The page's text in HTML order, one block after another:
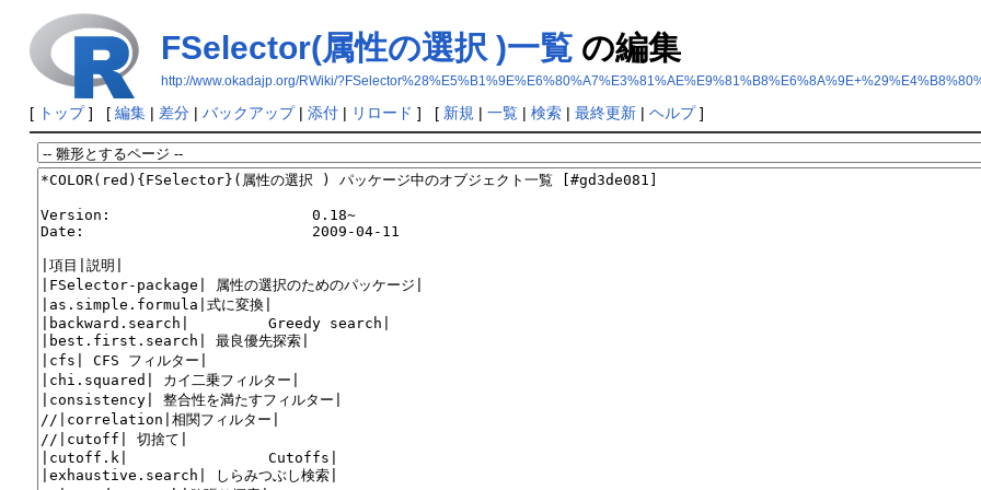
FSelector(属性の選択 )一覧の編集
http://www.okadajp.org/RWiki/
[ トップ] [ 編集| 差分| バックアップ| 添付| リロード ] [ 新規 | 一覧| 検索| 最終更新| ヘルプ]